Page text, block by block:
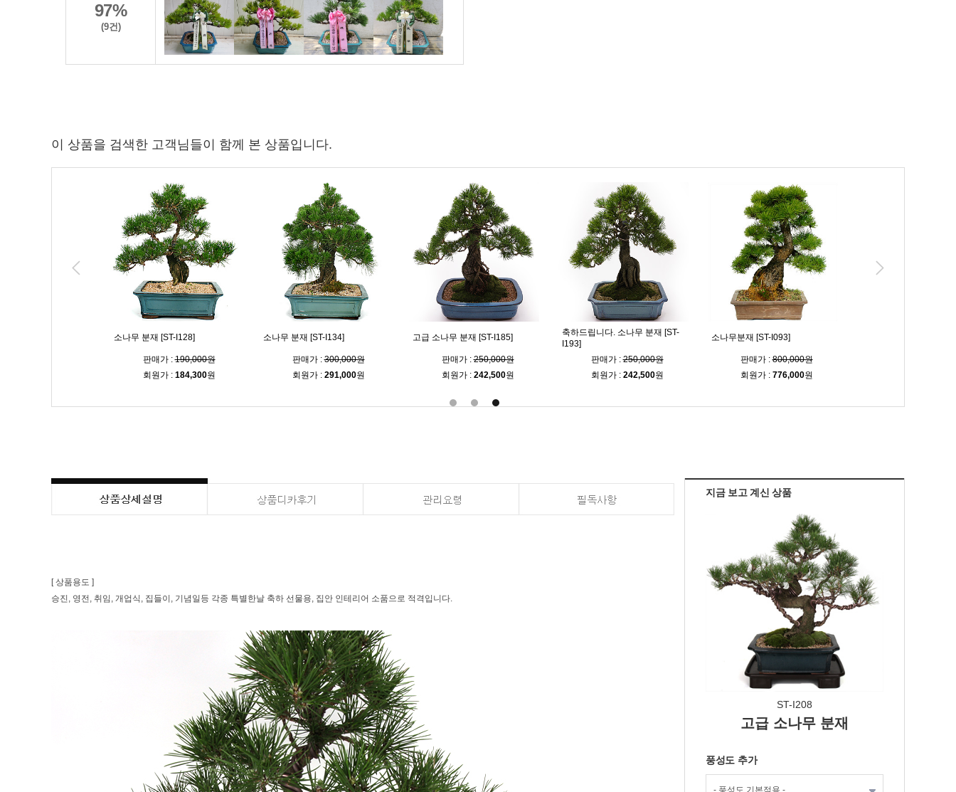
97%
(9건)
이 상품을 검색한 고객님들이 함께 본 상품입니다.
소나무 분재 [ST-I128]
판매가 :190,000원
회원가 : 184,300원
소나무 분재 [ST-I134]
판매가 :300,000원
회원가 : 291,000원
고급 소나무 분재 [ST-I185]
판매가 :250,000원
회원가 : 242,500원
축하드립니다. 소나무 분재 [ST-
I193]
판매가 :250,000원
회원가 : 242,500원
소나무분재 [ST-I093]
판매가 :800,000원
회원가 : 776,000원
지금 보고 계신 상품
ST-I208
고급 소나무 분재
풍성도 추가
[ 상품용도 ]
승진, 영전, 취임, 개업식, 집들이, 기념일등 각종 특별한날 축하 선물용, 집안 인테리어 소품으로 적격입니다.